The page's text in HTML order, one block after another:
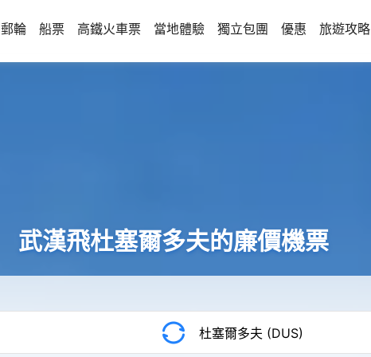
郵輪 船票 高鐵火車票 當地體驗 獨立包團 優惠 旅遊攻略
武漢飛杜塞爾多夫的廉價機票